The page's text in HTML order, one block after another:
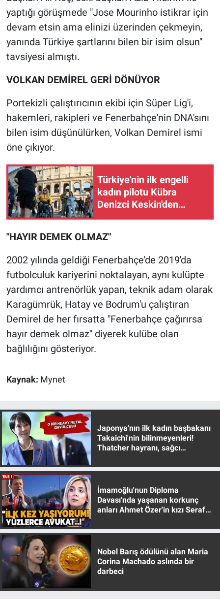
yaptığı görüşmede "Jose Mourinho istikrar için
devam etsin ama elinizi üzerinden çekmeyin,
yanında Türkiye şartlarını bilen bir isim olsun"
tavsiyesi almıştı.
VOLKAN DEMİREL GERİ DÖNÜYOR
Portekizli çalıştırıcının ekibi için Süper Lig'i,
hakemleri, rakipleri ve Fenerbahçe'nin DNA'sını
bilen isim düşünülürken, Volkan Demirel ismi
öne çıkıyor.
Türkiye'nin ilk engelli
kadın pilotu Kübra
Denizci Keskin'den
"HAYIR DEMEK OLMAZ"
2002 yılında geldiği Fenerbahçe'de 2019'da
futbolculuk kariyerini noktalayan, aynı kulüpte
yardımcı antrenörlük yapan, teknik adam olarak
Karagümrük, Hatay ve Bodrum'u çalıştıran
Demirel de her fırsatta "Fenerbahçe çağırırsa
hayır demek olmaz" diyerek kulübe olan
bağlılığını gösteriyor.
Kaynak: Mynet
Japonya'nın ilk kadın başbakanı
Takaichi'nin bilinmeyenleri!
Thatcher hayranı, sağcı
İmamoğlu'nun Diploma
Davası'nda yaşanan korkunç
anları Ahmet Özer'in kızı Seraf
Nobel Barış ödülünü alan Maria
Corina Machado aslında bir
darbeci
Sağlık
Spor
Teknoloji
Türkiye'nin Geleceği
Türkiye'nin Gündemi
Yerel Gündem
Yerel Yaşam
Canlı Yayın